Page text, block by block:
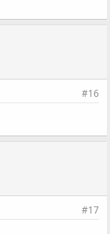
#16
#17